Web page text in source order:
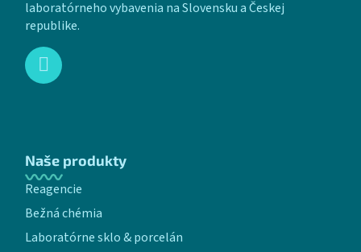
laboratórneho vybavenia na Slovensku a Českej
republike.
Naše produkty
Reagencie
Bežná chémia
Laboratórne sklo & porcelán